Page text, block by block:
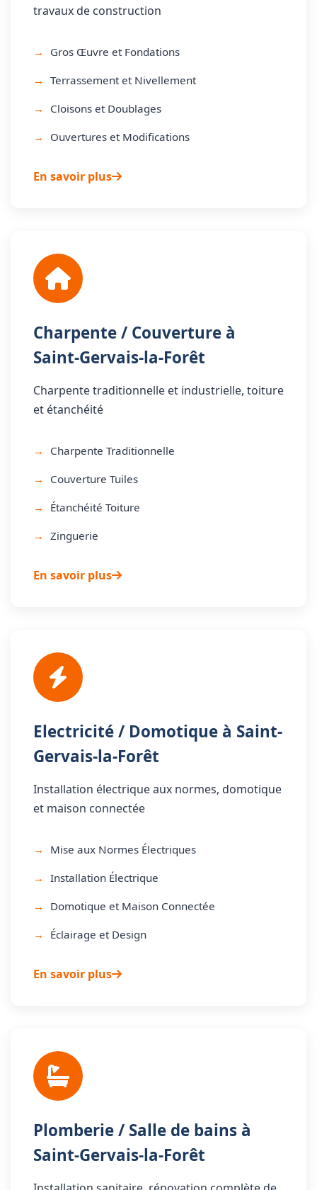
travaux de construction
Gros Œuvre et Fondations
Terrassement et Nivellement
Cloisons et Doublages
Ouvertures et Modifications
En savoir plus
Charpente / Couverture à
Saint-Gervais-la-Forêt
Charpente traditionnelle et industrielle, toiture
et étanchéité
Charpente Traditionnelle
Couverture Tuiles
Étanchéité Toiture
Zinguerie
En savoir plus
Electricité / Domotique à Saint-
Gervais-la-Forêt
Installation électrique aux normes, domotique
et maison connectée
Mise aux Normes Électriques
Installation Électrique
Domotique et Maison Connectée
Éclairage et Design
En savoir plus
Plomberie / Salle de bains à
Saint-Gervais-la-Forêt